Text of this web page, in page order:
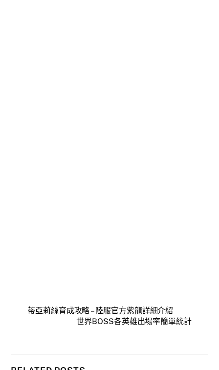
蒂亞莉絲育成攻略 – 陸服官方紫龍詳細介紹
世界BOSS各英雄出場率簡單統計